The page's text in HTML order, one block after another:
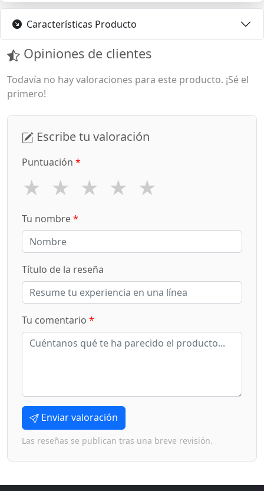
Características Producto
Opiniones de clientes
Todavía no hay valoraciones para este producto. ¡Sé el
primero!
Escribe tu valoración
Puntuación *
★ ★ ★ ★ ★
Tu nombre*
Título de la reseña
Tu comentario *
Enviar valoración
Las reseñas se publican tras una breve revisión.